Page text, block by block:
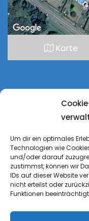
Um dir ein optimales
Technologien wie
und/oder darauf
zustimmst, können wir
IDs auf dieser Website
nicht erteilst oder
Funktionen
Karte